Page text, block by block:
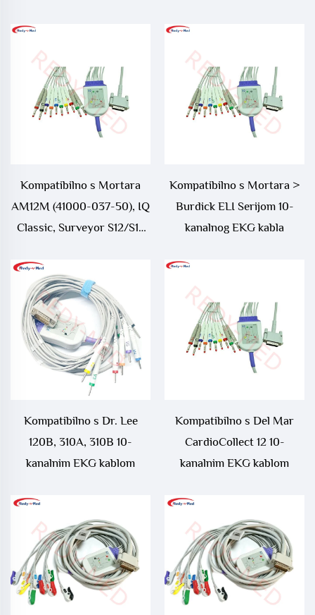
Kompatibilno s Mortara
AM12M (41000-037-50), IQ
Classic, Surveyor S12/S19
Kompatibilno s Mortara >
Burdick ELI Serijom 10-
kanalnog EKG kabla
Kompatibilno s Dr. Lee
120B, 310A, 310B 10-
kanalnim EKG kablom
Kompatibilno s Del Mar
CardioCollect 12 10-
kanalnim EKG kablom